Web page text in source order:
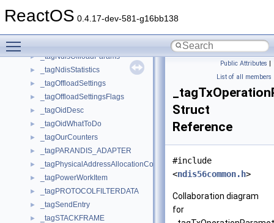
ReactOS 0.4.17-dev-581-g16bb138
► _tagMapperResult
► _tagNdisOffloadParams
► _tagNdisStatistics
► _tagOffloadSettings
► _tagOffloadSettingsFlags
► _tagOidDesc
► _tagOidWhatToDo
► _tagOurCounters
► _tagPARANDIS_ADAPTER
► _tagPhysicalAddressAllocationContext
► _tagPowerWorkItem
► _tagPROTOCOLFILTERDATA
► _tagSendEntry
► _tagSTACKFRAME
Public Attributes |
List of all members
Struct
Reference
#include
<ndis56common.h>
Collaboration diagram
for